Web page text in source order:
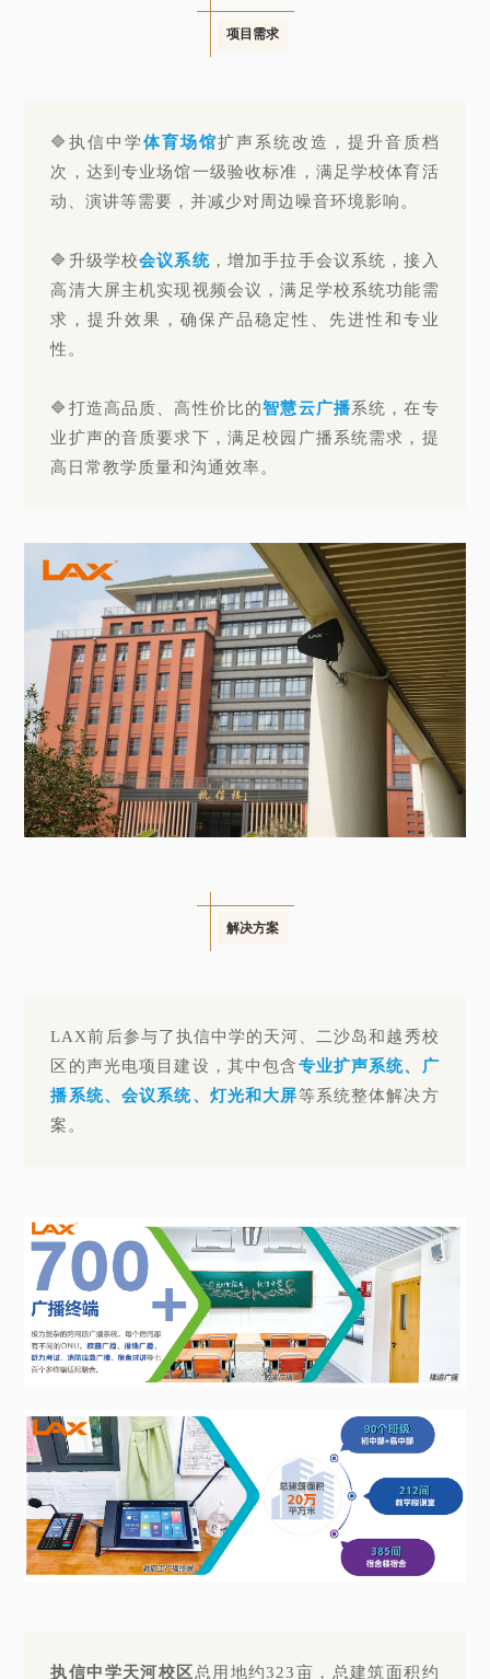
项目需求
🔷执信中学体育场馆扩声系统改造，提升音质档
次，达到专业场馆一级验收标准，满足学校体育活
动、演讲等需要，并减少对周边噪音环境影响。
🔷升级学校会议系统，增加手拉手会议系统，接入
高清大屏主机实现视频会议，满足学校系统功能需
求，提升效果，确保产品稳定性、先进性和专业
性。
🔷打造高品质、高性价比的智慧云广播系统，在专
业扩声的音质要求下，满足校园广播系统需求，提
高日常教学质量和沟通效率。
解决方案
LAX前后参与了执信中学的天河、二沙岛和越秀校
区的声光电项目建设，其中包含专业扩声系统、广
播系统、会议系统、灯光和大屏等系统整体解决方
案。
执信中学天河校区 总用地约323亩，总建筑面积约